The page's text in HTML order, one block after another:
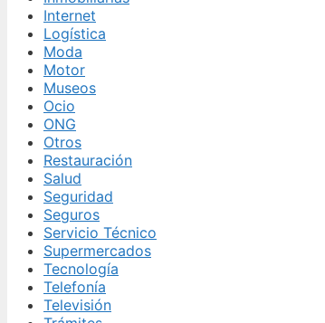
Internet
Logística
Moda
Motor
Museos
Ocio
ONG
Otros
Restauración
Salud
Seguridad
Seguros
Servicio Técnico
Supermercados
Tecnología
Telefonía
Televisión